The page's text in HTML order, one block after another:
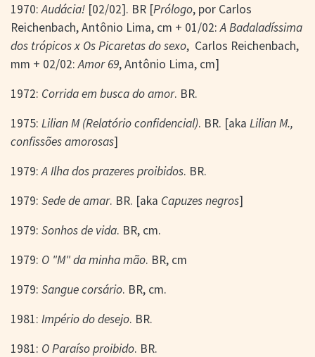
1970:Audácia! [02/02]. BR [Prólogo, por Carlos
Reichenbach, Antônio Lima, cm + 01/02:A Badaladíssima
dos trópicos x Os Picaretas do sexo, Carlos Reichenbach,
mm + 02/02:Amor 69, Antônio Lima, cm]
1972: Corrida em busca do amor. BR.
1975: Lilian M (Relatório confidencial). BR. [aka Lilian M.,
confissões amorosas]
1979:A Ilha dos prazeres proibidos. BR.
1979: Sede de amar. BR. [aka Capuzes negros]
1979: Sonhos de vida. BR, cm.
1979: O "M" da minha mão. BR, cm
1979: Sangue corsário. BR, cm.
1981: Império do desejo. BR.
1981: O Paraíso proibido. BR.